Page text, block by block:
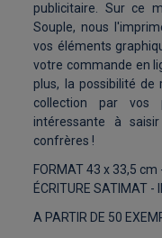
publicitaire. Sur ce
Souple, nous
vos éléments
votre commande en
plus, la possibilité de
collection par vos
intéressante à
confrères !
FORMAT 43 x 33,5 cm
ÉCRITURE SATIMAT -
A PARTIR DE 50